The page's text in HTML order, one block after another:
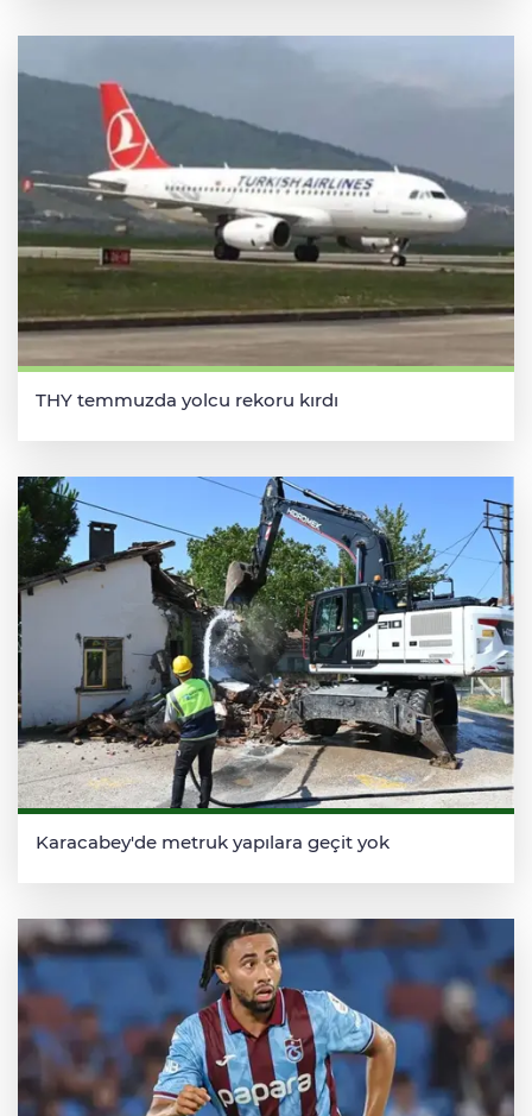
THY temmuzda yolcu rekoru kırdı
Karacabey'de metruk yapılara geçit yok